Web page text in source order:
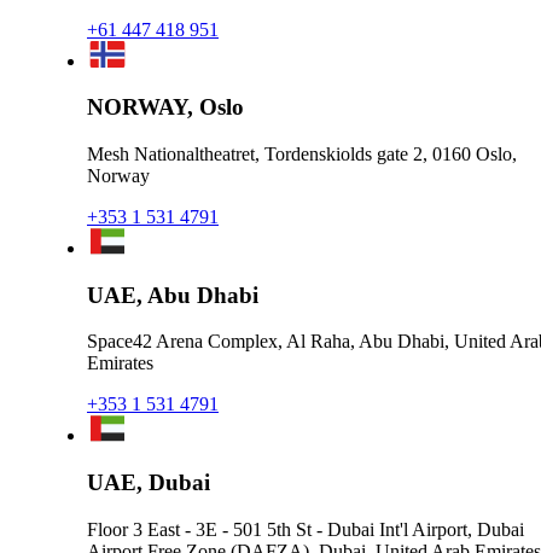
+61 447 418 951
NORWAY, Oslo
Mesh Nationaltheatret, Tordenskiolds gate 2, 0160 Oslo,
Norway
+353 1 531 4791
UAE, Abu Dhabi
Space42 Arena Complex, Al Raha, Abu Dhabi, United
Emirates
+353 1 531 4791
UAE, Dubai
Floor 3 East - 3E - 501 5th St - Dubai Int'l Airport, Dubai